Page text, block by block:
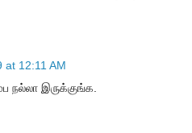
at 12:11 AM
இருக்குங்க.